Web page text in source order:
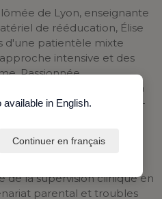
de Lyon, enseignante
de rééducation, Élise
d'une patientèle mixte
intensive et des
Passionnée
personnel, elle a
une pratique sur-mesure —
lissées, équilibre
aujourd'hui ses
Elle propose du
l'organisation et la
de la supervision clinique en
parental et troubles
in English.
Continuer en français